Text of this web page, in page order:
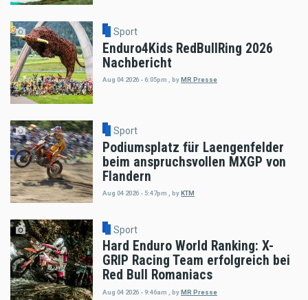
Sport
Enduro4Kids RedBullRing 2026
Nachbericht
Aug 04 2026 - 6:05pm byMR Presse
Sport
Podiumsplatz für Laengenfelder
beim anspruchsvollen MXGP von
Flandern
Aug 04 2026 - 5:47pm byKTM
Sport
Hard Enduro World Ranking: X-
GRIP Racing Team erfolgreich bei
Red Bull Romaniacs
Aug 04 2026 - 9:46am byMR Presse